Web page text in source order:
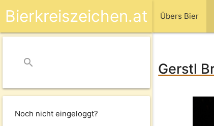
Übers Bier
Bierkreiszeichen.at
search
Noch nicht eingeloggt?
Gerstl